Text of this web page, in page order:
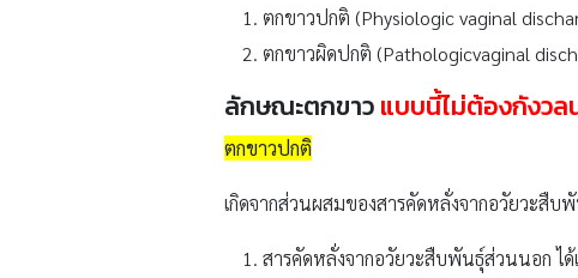
ตกขาวปกติ (Physiologic vaginal
ตกขาวผิดปกติ (Pathologicvaginal
ลักษณะตกขาวแบบนี้ไม่ต้องกังวล
ตกขาวปกติ
เกิดจากส่วนผสมของสารคัดหลั่งจากอวัยวะสืบ
สารคัดหลั่งจากอวัยวะสืบพันธุ์ส่วนนอก ไ